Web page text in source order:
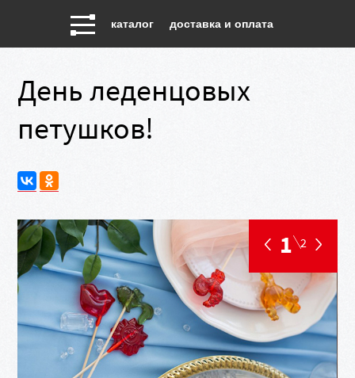
каталог доставка и оплата
День леденцовых
петушков!
1 2